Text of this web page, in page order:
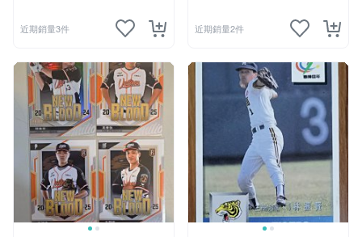
近期銷量3件 近期銷量2件